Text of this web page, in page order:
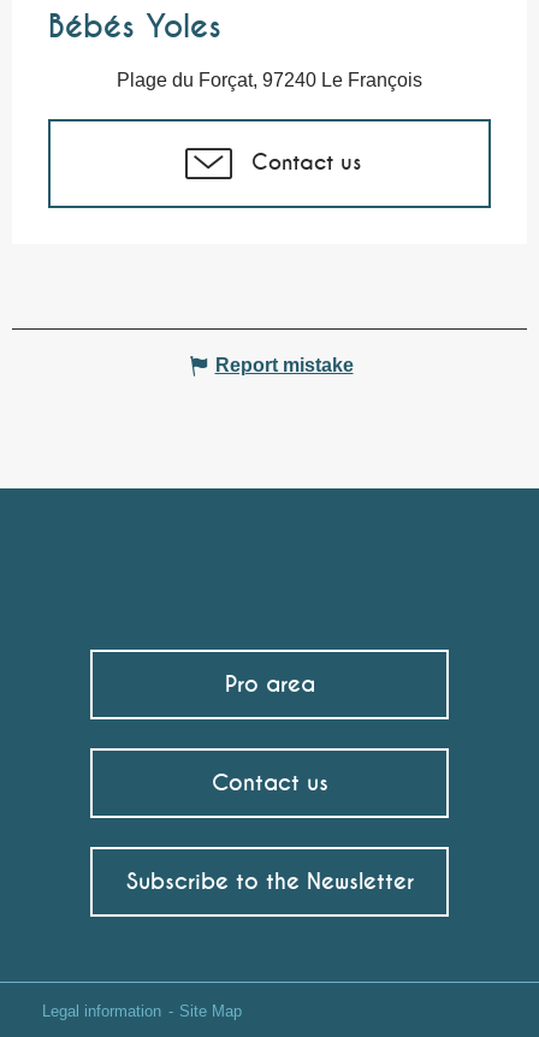
Bébés Yoles
Plage du Forçat, 97240 Le François
Contact us
Report mistake
Pro area
Contact us
Subscribe to the Newsletter
Legal information Site Map